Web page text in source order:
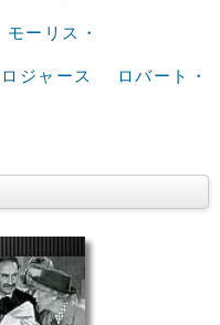
モーリス・
ジャース ロバート・